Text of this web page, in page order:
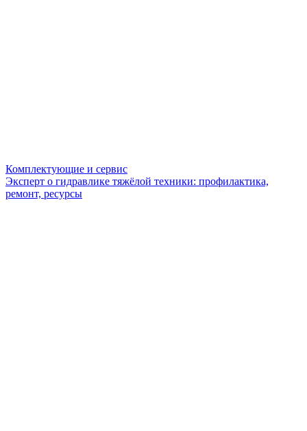
Комплектующие и сервис
Эксперт о гидравлике тяжёлой техники: профилактика,
ремонт, ресурсы